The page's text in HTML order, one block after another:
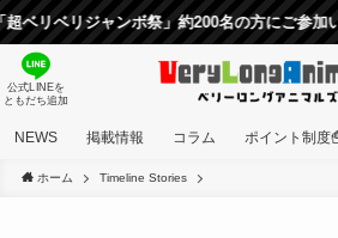
ベリジャンボ祭」約200名の方にご参加いた
公式LINEを
ともだち追加
NEWS 掲載情報 コラム ポイント制度
ホーム Timeline Stories